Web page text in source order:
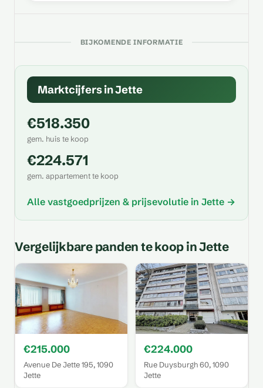
BIJKOMENDE INFORMATIE
Marktcijfers in Jette
€518.350
gem. huis te koop
€224.571
gem. appartement te koop
Alle vastgoedprijzen & prijsevolutie in Jette →
Vergelijkbare panden te koop in Jette
€215.000
Avenue De Jette 195, 1090
Jette
€224.000
Rue Duysburgh 60, 1090
Jette